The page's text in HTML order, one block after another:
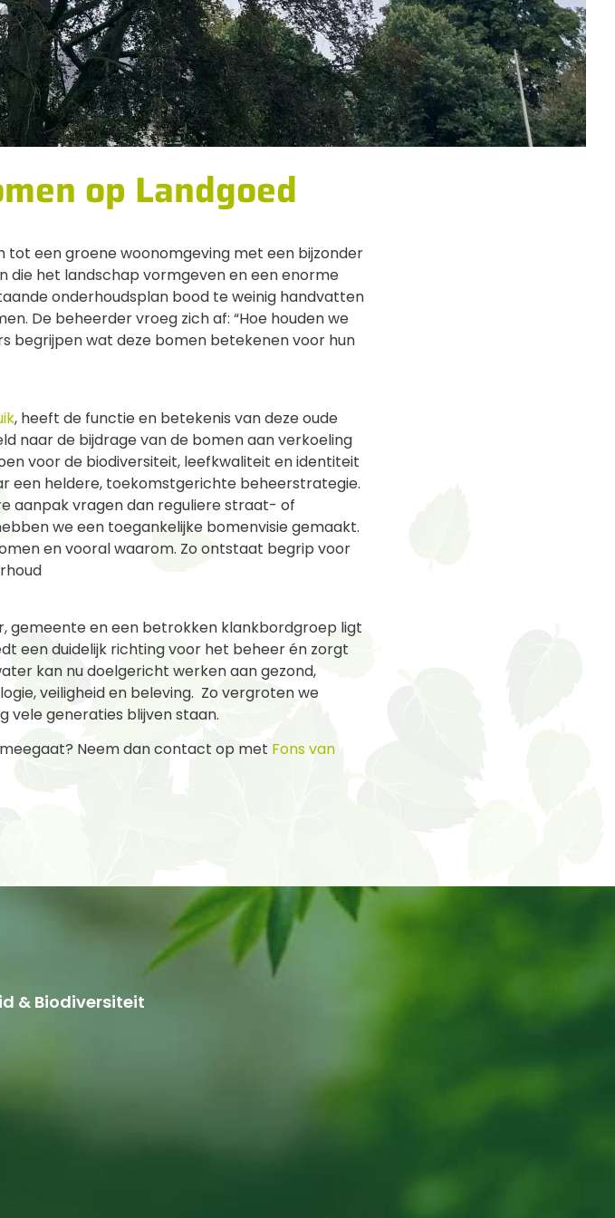
op Landgoed
tot een groene woonomgeving met een bijzonder
die het landschap vormgeven en een enorme
onderhoudsplan bood te weinig handvatten
De beheerder vroeg zich af: “Hoe houden we
begrijpen wat deze bomen betekenen voor hun
, heeft de functie en betekenis van deze oude
naar de bijdrage van de bomen aan verkoeling
voor de biodiversiteit, leefkwaliteit en identiteit
een heldere, toekomstgerichte beheerstrategie.
aanpak vragen dan reguliere straat- of
we een toegankelijke bomenvisie gemaakt.
en vooral waarom. Zo ontstaat begrip voor
gemeente en een betrokken klankbordgroep ligt
een duidelijk richting voor het beheer én zorgt
kan nu doelgericht werken aan gezond,
veiligheid en beleving. Zo vergroten we
vele generaties blijven staan.
Neem dan contact op met Fons van
& Biodiversiteit